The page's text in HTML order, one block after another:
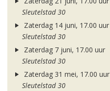
Sleutelstad 30
Zaterdag 14 juni, 17.00 uur
Sleutelstad 30
Zaterdag 7 juni, 17.00 uur
Sleutelstad 30
Zaterdag 31 mei, 17.00 uur
Sleutelstad 30